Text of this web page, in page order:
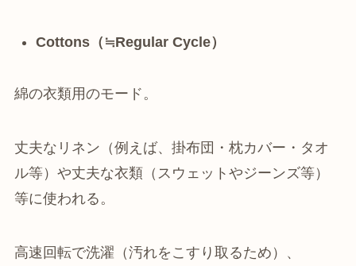
Cottons（≒Regular Cycle）
綿の衣類用のモード。
丈夫なリネン（例えば、掛布団・枕カバー・タオ
ル等）や丈夫な衣類（スウェットやジーンズ等）
等に使われる。
高速回転で洗濯（汚れをこすり取るため）、